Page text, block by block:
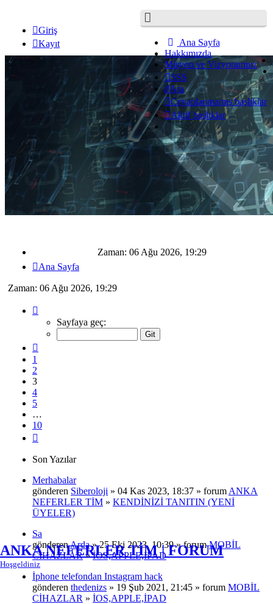
Ana Sayfa
Hakkımızda
Misyon ve Vizyonumuz
SSS
Ara
Cevaplanmamış başlıklar
Aktif başlıklar
Giriş
Kayıt
ANKA NEFERLER TİM | FORUM
Hoşgeldiniz
Zaman: 06 Ağu 2026, 19:29
Ana Sayfa
Zaman: 06 Ağu 2026, 19:29
sayfa
(Toplam
sayfa)
Sayfaya geç:
1
2
3
4
5
…
10
Son Yazılar
Merhabalar
gönderen Siberoloji » 04 Kas 2023, 18:37 » forum ANKA
NEFERLER TİM » KENDİNİZİ TANITIN (YENİ
ÜYELER)
Sa
gönderenArda» 25 Eki 2023, 10:39 » forumMOBİL
CİHAZLAR»İOS,APPLE,İPAD
İphone telefondan Instagram hack
gönderen thedenizs » 19 Şub 2021, 21:45 » forum MOBİL
CİHAZLAR » İOS,APPLE,İPAD